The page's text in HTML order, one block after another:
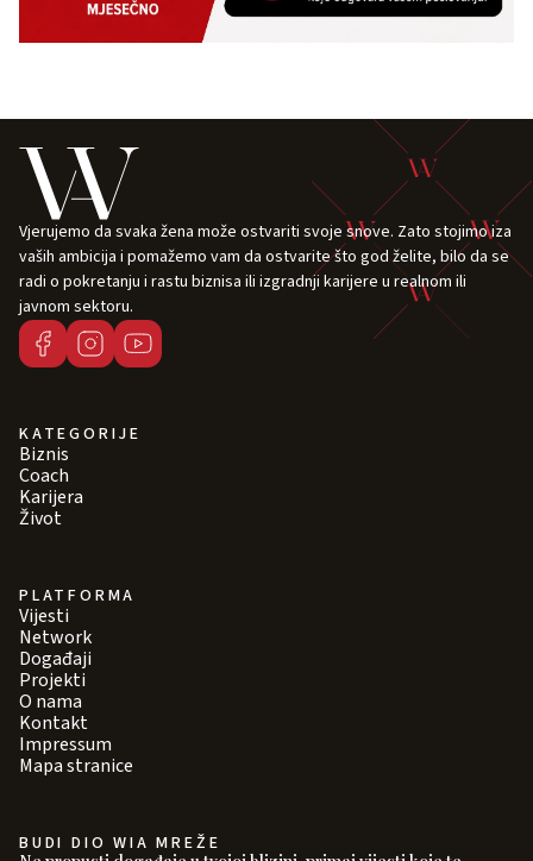
Vjerujemo da svaka žena može ostvariti svoje snove. Zato stojimo iza
vaših ambicija i pomažemo vam da ostvarite što god želite, bilo da se
radi o pokretanju i rastu biznisa ili izgradnji karijere u realnom ili
javnom sektoru.
KATEGORIJE
Biznis
Coach
Karijera
Život
PLATFORMA
Vijesti
Network
Događaji
Projekti
O nama
Kontakt
Impressum
Mapa stranice
BUDI DIO WIA MREŽE